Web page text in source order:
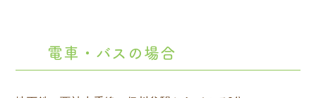
電車・バスの場合